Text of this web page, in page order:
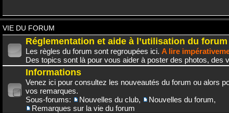
VIE DU FORUM
Réglementation et aide à l’utilisation du forum
Les règles du forum sont regroupées ici. A lire
Des topics sont là pour vous aider à poster des photos, des
Informations
Venez ici pour consultez les nouveautés du forum ou alors
vos remarques.
Sous-forums:
Nouvelles du club, Nouvelles du forum,
Remarques sur la vie du forum